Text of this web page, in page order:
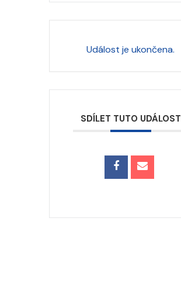
Událost je ukončena.
SDÍLET TUTO UDÁLOST